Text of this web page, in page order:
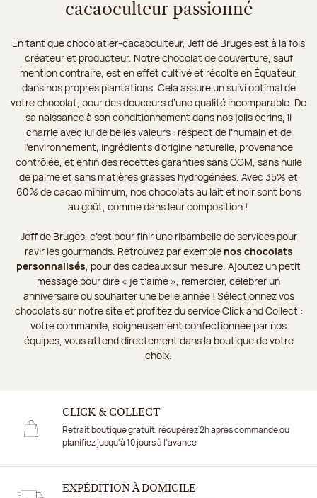
cacaoculteur passionné
En tant que chocolatier-cacaoculteur, Jeff de Bruges est à la fois
créateur et producteur. Notre chocolat de couverture, sauf
mention contraire, est en effet cultivé et récolté en Équateur,
dans nos propres plantations. Cela assure un suivi optimal de
votre chocolat, pour des douceurs d’une qualité incomparable. De
sa naissance à son conditionnement dans nos jolis écrins, il
charrie avec lui de belles valeurs : respect de l’humain et de
l’environnement, ingrédients d’origine naturelle, provenance
contrôlée, et enfin des recettes garanties sans OGM, sans huile
de palme et sans matières grasses hydrogénées. Avec 35% et
60% de cacao minimum, nos chocolats au lait et noir sont bons
au goût, comme dans leur composition !
Jeff de Bruges, c’est pour finir une ribambelle de services pour
ravir les gourmands. Retrouvez par exemple nos chocolats
personnalisés , pour des cadeaux sur mesure. Ajoutez un petit
message pour dire « je t’aime », remercier, célébrer un
anniversaire ou souhaiter une belle année ! Sélectionnez vos
chocolats sur notre site et profitez du service Click and Collect :
votre commande, soigneusement confectionnée par nos
équipes, vous attend directement dans la boutique de votre
choix.
CLICK & COLLECT
Retrait boutique gratuit, récupérez 2h après commande ou
planifiez jusqu'à 10 jours à l'avance
EXPÉDITION À DOMICILE